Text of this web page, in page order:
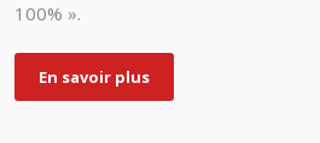
100% ».
En savoir plus